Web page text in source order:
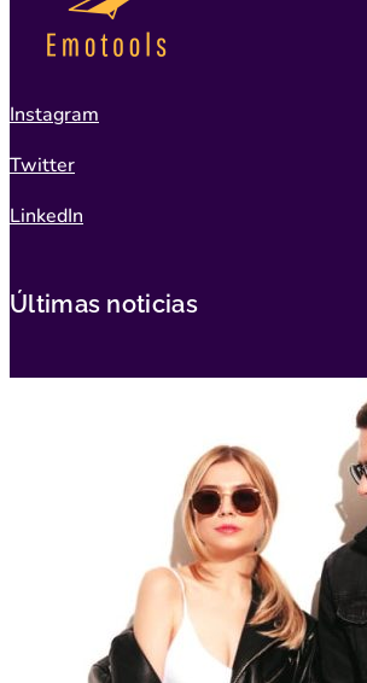
Instagram
Twitter
LinkedIn
Últimas noticias